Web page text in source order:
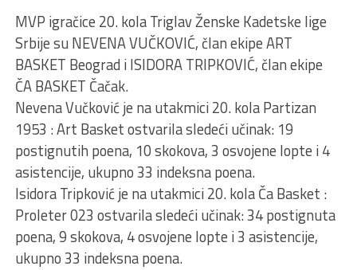
MVP igračice 20. kola Triglav Ženske Kadetske lige
Srbije su NEVENA VUČKOVIĆ, član ekipe ART
BASKET Beograd i ISIDORA TRIPKOVIĆ, član ekipe
ČA BASKET Čačak.
Nevena Vučković je na utakmici 20. kola Partizan
1953 : Art Basket ostvarila sledeći učinak: 19
postignutih poena, 10 skokova, 3 osvojene lopte i 4
asistencije, ukupno 33 indeksna poena.
Isidora Tripković je na utakmici 20. kola Ča Basket :
Proleter 023 ostvarila sledeći učinak: 34 postignuta
poena, 9 skokova, 4 osvojene lopte i 3 asistencije,
ukupno 33 indeksna poena.